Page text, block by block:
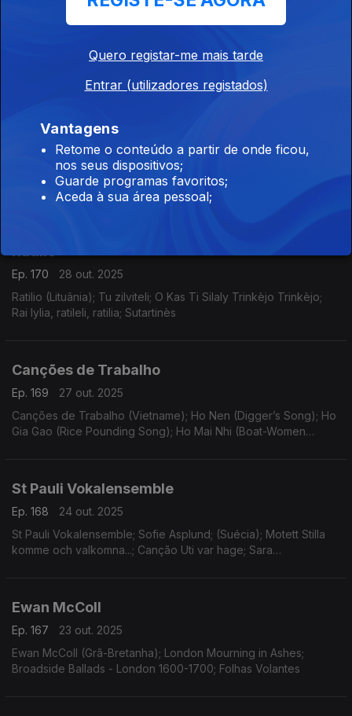
Paquera de Jerez
30 out. 2025
Tradicional; Flamenco
Quem Canta Assim
29 out. 2025
Arooj Aftab (Paquistão); Mohabbat; Vulture Prince
Ep. 170
28 out. 2025
Ratilio (Lituânia); Tu zilviteli; O Kas Ti Silaly Trinkèjo Trinkèjo;
Rai lylia, ratileli, ratilia; Sutartinès
Canções de Trabalho
Ep. 169
27 out. 2025
Canções de Trabalho (Vietname); Ho Nen (Digger’s Song); Ho
Gia Gao (Rice Pounding Song); Ho Mai Nhi (Boat-Women
St Pauli Vokalensemble
Ep. 168
24 out. 2025
St Pauli Vokalensemble; Sofie Asplund; (Suécia); Motett Stilla
komme och valkomna...; Canção Uti var hage; Sara
Ewan McColl
Ep. 167
23 out. 2025
Ewan McColl (Grã-Bretanha); London Mourning in Ashes;
Broadside Ballads - London 1600-1700; Folhas Volantes
Quero registar-me mais tarde
Entrar (utilizadores registados)
Vantagens
Retome o conteúdo a partir de onde ficou,
nos seus dispositivos;
Guarde programas favoritos;
Aceda à sua área pessoal;